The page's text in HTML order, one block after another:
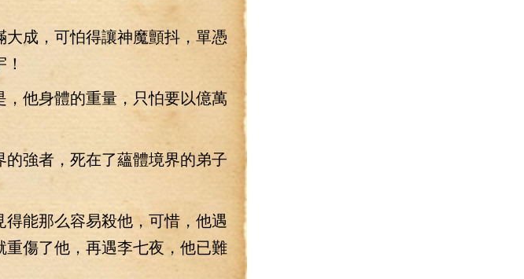
，可怕得讓神魔顫抖，單憑
他身體的重量，只怕要以億萬
者，死在了蘊體境界的弟子
能那么容易殺他，可惜，他遇
傷了他，再遇李七夜，他已難